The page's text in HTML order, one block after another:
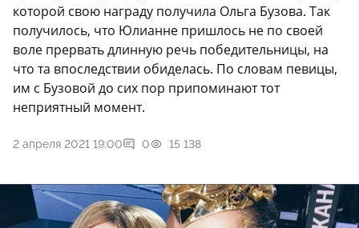
которой свою награду получила Ольга Бузова. Так
получилось, что Юлианне пришлось не по своей
воле прервать длинную речь победительницы, на
что та впоследствии обиделась. По словам певицы,
им с Бузовой до сих пор припоминают тот
неприятный момент.
2 апреля 2021 19:00 0 15 138